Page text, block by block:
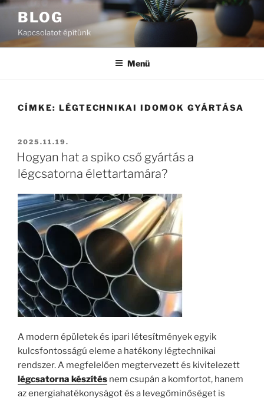
Tartalomhoz
BLOG
Kapcsolatot építünk
Menü
CÍMKE: LÉGTECHNIKAI IDOMOK GYÁRTÁSA
BEKÜLDVE:
2025.11.19.
Hogyan hat a spiko cső gyártás a
légcsatorna élettartamára?
A modern épületek és ipari létesítmények egyik
kulcsfontosságú eleme a hatékony légtechnikai
rendszer. A megfelelően megtervezett és kivitelezett
légcsatorna készítés nem csupán a komfortot, hanem
az energiahatékonyságot és a levegőminőséget is